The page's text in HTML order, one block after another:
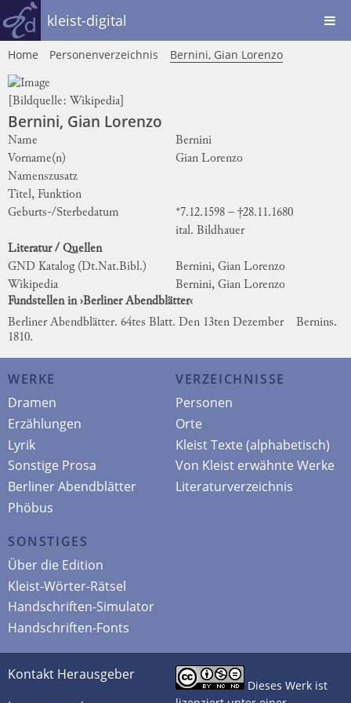
kleist-digital
Home Personenverzeichnis Bernini, Gian Lorenzo
[Bildquelle: Wikipedia
Bernini, Gian Lorenzo
Name
Bernini
Vorname(n)
Gian Lorenzo
Namenszusatz
Titel, Funktion
Geburts-/Sterbedatum
*7.12.1598 – †28.11.1680
ital. Bildhauer
Literatur / Quellen
GND Katalog (Dt.Nat.Bibl.)
Bernini, Gian Lorenzo
Wikipedia
Bernini, Gian Lorenzo
Fundstellen in ›Berliner Abendblätter‹
Berliner Abendblätter. 64tes Blatt. Den 13ten Dezember
1810.
Bernins.
WERKE
Dramen
Erzählungen
Lyrik
Sonstige Prosa
Berliner Abendblätter
Phöbus
VERZEICHNISSE
Personen
Orte
Kleist Texte (alphabetisch)
Von Kleist erwähnte Werke
Literaturverzeichnis
SONSTIGES
Über die Edition
Kleist-Wörter-Rätsel
Handschriften-Simulator
Handschriften-Fonts
Kontakt Herausgeber
Dieses Werk ist